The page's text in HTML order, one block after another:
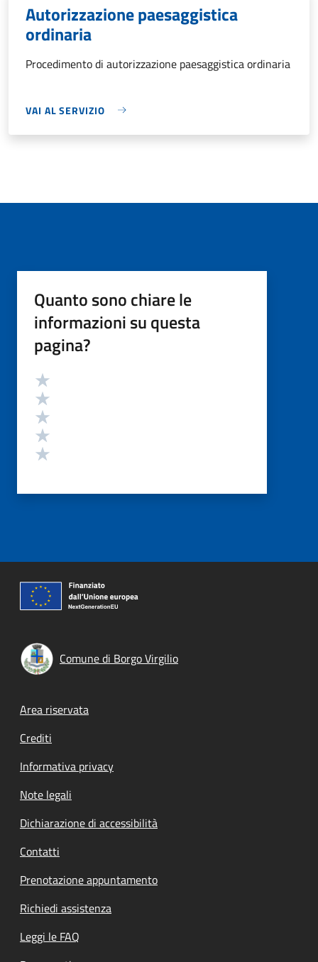
Autorizzazione paesaggistica
ordinaria
Procedimento di autorizzazione paesaggistica ordinaria
VAI AL SERVIZIO
Quanto sono chiare le
informazioni su questa
pagina?
Valutazione
Comune di Borgo Virgilio
Footer menu
Area riservata
Crediti
Informativa privacy
Note legali
Dichiarazione di accessibilità
Contatti
Prenotazione appuntamento
Richiedi assistenza
Leggi le FAQ